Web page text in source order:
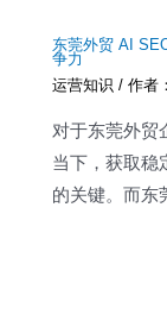
东莞外贸 AI
争力
运营知识 / 作者：
对于东莞外贸
当下，获取稳
的关键。而东